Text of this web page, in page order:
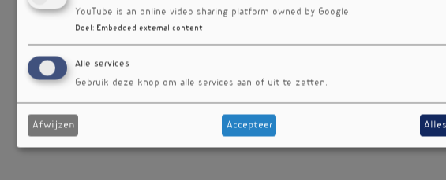
YouTube is an online video sharing platform owned by Google.
Doel : Embedded external content
Alle services
Gebruik deze knop om alle services aan of uit te zetten.
Afwijzen Accepteer